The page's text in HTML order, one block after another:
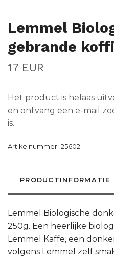
Lemmel
gebrande
17 EUR
Het product is helaas
en ontvang een e-mail
is.
Artikelnummer: 25602
PRODUCTINFORMATIE
Lemmel Biologische
250g. Een heerlijke
Lemmel Kaffe, een
volgens Lemmel zelf